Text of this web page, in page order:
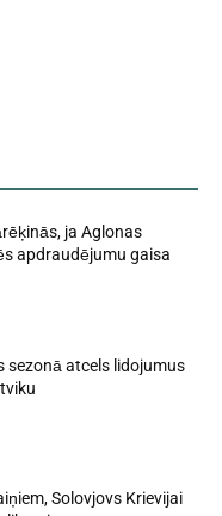
ja Aglonas
apdraudējumu gaisa
sezonā atcels lidojumus
Solovjovs Krievijai